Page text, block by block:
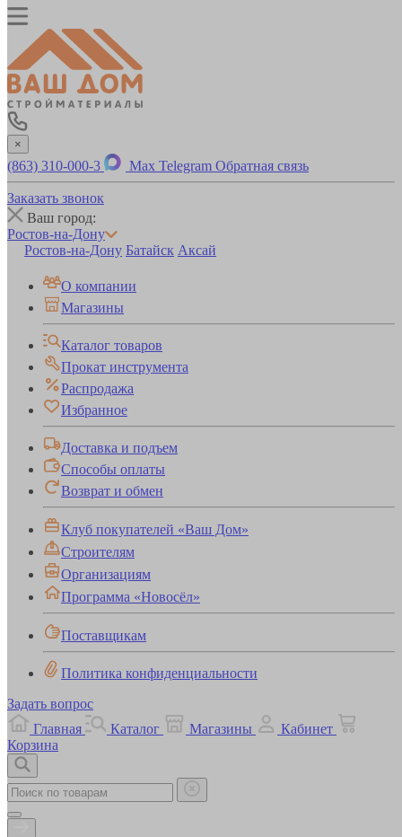
×
(863) 310-000-3 Max Telegram Обратная связь
Заказать звонок
Ваш город:
Ростов-на-Дону
Ростов-на-Дону Батайск Аксай
О компании
Магазины
Каталог товаров
Прокат инструмента
Распродажа
Избранное
Доставка и подъем
Способы оплаты
Возврат и обмен
Клуб покупателей «Ваш Дом»
Строителям
Организациям
Программа «Новосёл»
Поставщикам
Политика конфиденциальности
Задать вопрос
Главная
Каталог Магазины
Кабинет
Корзина